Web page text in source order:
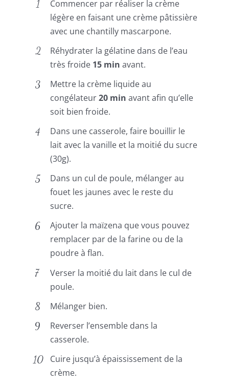
Commencer par réaliser la crème
légère en faisant une crème pâtissière
avec une chantilly mascarpone.
Réhydrater la gélatine dans de l’eau
très froide 15 min avant.
Mettre la crème liquide au
congélateur20 min avant afin qu’elle
soit bien froide.
Dans une casserole, faire bouillir le
lait avec la vanille et la moitié du sucre
(30g).
Dans un cul de poule, mélanger au
fouet les jaunes avec le reste du
sucre.
Ajouter la maïzena que vous pouvez
remplacer par de la farine ou de la
poudre à flan.
Verser la moitié du lait dans le cul de
poule.
Mélanger bien.
Reverser l’ensemble dans la
casserole.
Cuire jusqu’à épaississement de la
crème.